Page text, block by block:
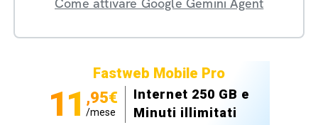
Fastweb Mobile Pro
11 ,95€
/mese
Internet 250 GB e
Minuti illimitati